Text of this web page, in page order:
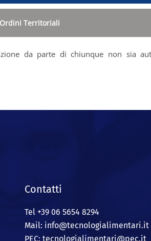
Territoriali
da parte di chiunque non sia
Contatti
Tel +39 06 5654 8294
Mail: info@tecnologialimentari.it
PEC: tecnologialimentari@pec.it